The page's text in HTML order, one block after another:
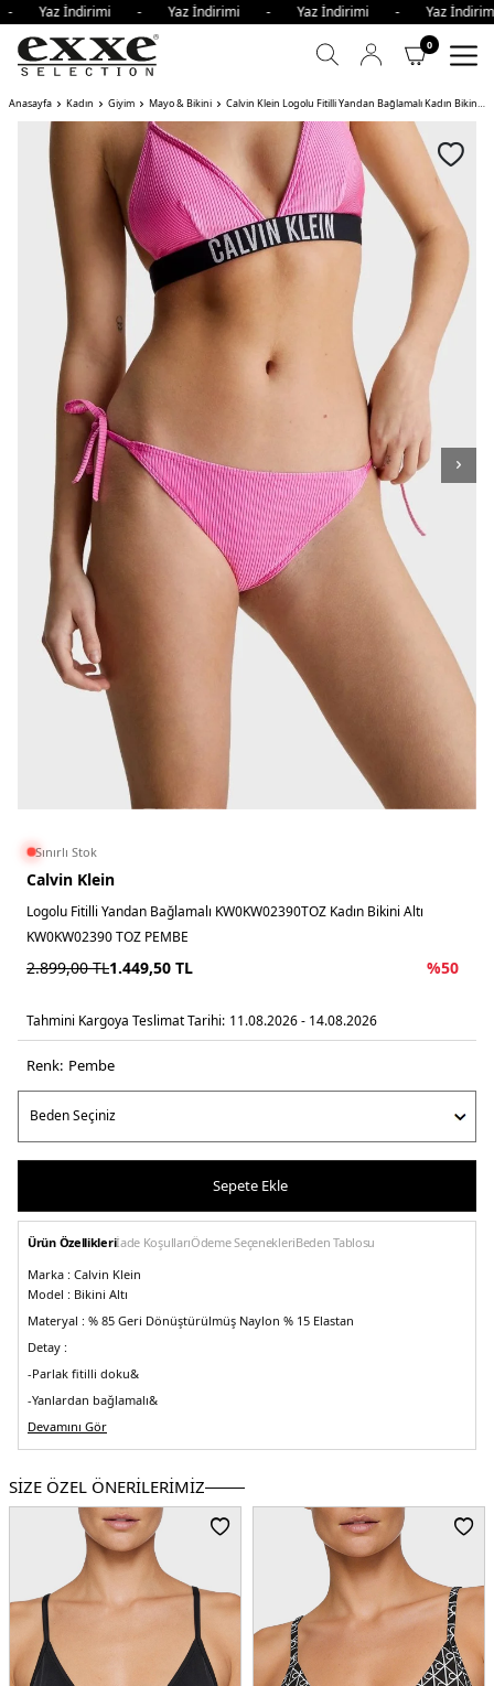
Yaz İndirimi - Yaz İndirimi - Yaz İndirimi - Yaz
0
Anasayfa Kadın Giyim Mayo & Bikini Calvin Klein Logolu Fitilli Yandan Bağlamalı Kadın Bikini Altı TOZ
Sınırlı Stok
Calvin Klein
Logolu Fitilli Yandan Bağlamalı KW0KW02390TOZ Kadın Bikini Altı
KW0KW02390 TOZ PEMBE
2.899,00TL1.449,50 TL %50
Tahmini Kargoya Teslimat Tarihi: 11.08.2026 - 14.08.2026
Renk: pembe
Sepete Ekle
Ürün Özellikleriİade KoşullarıÖdeme SeçenekleriBeden Tablosu
Marka : Calvin Klein
Model : Bikini Altı
Materyal : % 85 Geri Dönüştürülmüş Naylon % 15 Elastan
Detay :
-Parlak fitilli doku&
-Yanlardan bağlamalı&
-Calvin Klein imzası elastik arka kısım
-Model 176 cm boyunda S beden giymektedir
Üretim Yeri :Vietnam
Devamını Gör
SİZE ÖZEL ÖNERİLERİMİZ